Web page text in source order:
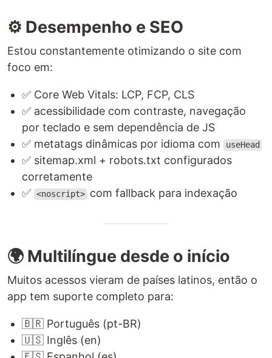
⚙️ Desempenho e SEO
Estou constantemente otimizando o site com
foco em:
✅ Core Web Vitals: LCP, FCP, CLS
✅ acessibilidade com contraste, navegação
por teclado e sem dependência de JS
✅ metatags dinâmicas por idioma com
useHead
✅ sitemap.xml + robots.txt configurados
corretamente
✅ <noscript> com fallback para indexação
🌍 Multilíngue desde o início
Muitos acessos vieram de países latinos, então o
app tem suporte completo para:
🇧🇷 Português (pt-BR)
🇺🇸 Inglês (en)